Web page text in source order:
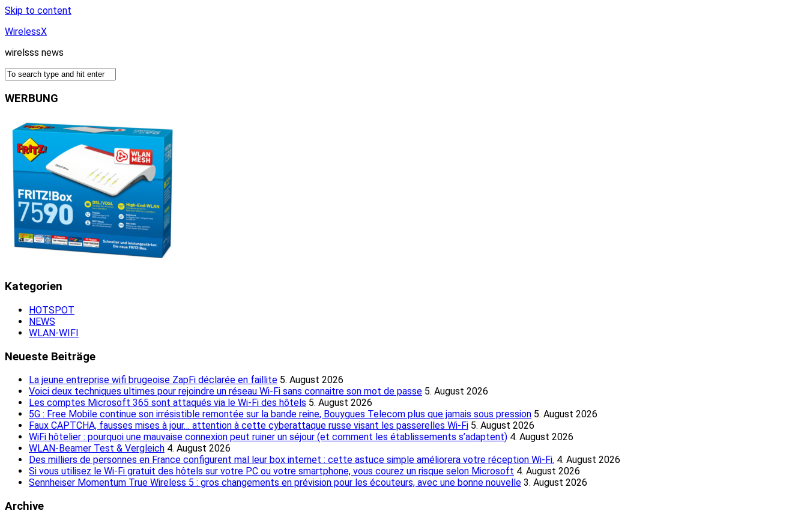
Skip to content
WirelessX
wirelsss news
WERBUNG
Kategorien
HOTSPOT
NEWS
WLAN-WIFI
Neueste Beiträge
La jeune entreprise wifi brugeoise ZapFi déclarée en faillite 5. August 2026
Voici deux techniques ultimes pour rejoindre un réseau Wi-Fi sans connaitre son mot de passe 5. August 2026
Les comptes Microsoft 365 sont attaqués via le Wi-Fi des hôtels 5. August 2026
5G : Free Mobile continue son irrésistible remontée sur la bande reine, Bouygues Telecom plus que jamais sous pression 5. August 2026
Faux CAPTCHA, fausses mises à jour… attention à cette cyberattaque russe visant les passerelles Wi-Fi 5. August 2026
WiFi hôtelier : pourquoi une mauvaise connexion peut ruiner un séjour (et comment les établissements s’adaptent) 4. August 2026
WLAN-Beamer Test & Vergleich 4. August 2026
Des milliers de personnes en France configurent mal leur box internet : cette astuce simple améliorera votre réception Wi-Fi. 4. August 2026
Si vous utilisez le Wi-Fi gratuit des hôtels sur votre PC ou votre smartphone, vous courez un risque selon Microsoft 4. August 2026
Sennheiser Momentum True Wireless 5 : gros changements en prévision pour les écouteurs, avec une bonne nouvelle 3. August 2026
Archive